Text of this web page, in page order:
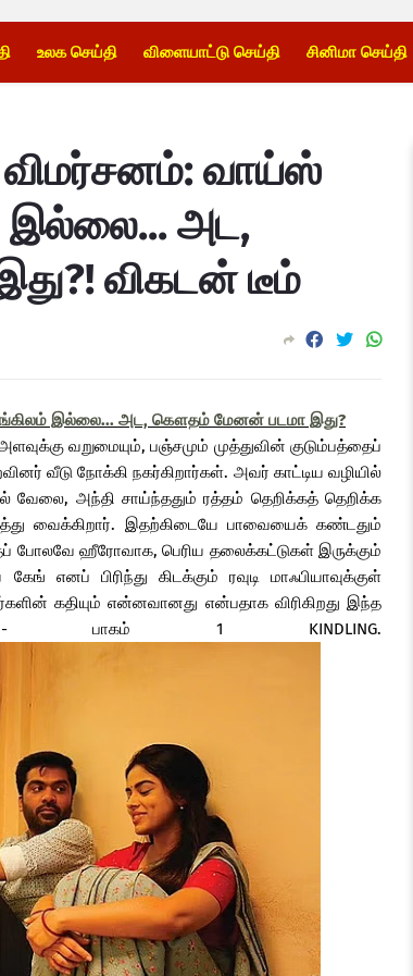
உலக செய்தி விளையாட்டு செய்தி சினிமா செய்தி
விமர்சனம்: வாய்ஸ்
அட,
விகடன் டீம்
இல்லை... அட, கௌதம் மேனன் படமா இது?
வறுமையும், பஞ்சமும் முத்துவின் குடும்பத்தைப்
வீடு நோக்கி நகர்கிறார்கள். அவர் காட்டிய வழியில்
வேலை, அந்தி சாய்ந்ததும் ரத்தம் தெறிக்கத் தெறிக்க
வைக்கிறார். இதற்கிடையே பாவையைக் கண்டதும்
போலவே ஹீரோவாக, பெரிய தலைக்கட்டுகள் இருக்கும்
எனப் பிரிந்து கிடக்கும் ரவுடி மாஃபியாவுக்குள்
கதியும் என்னவானது என்பதாக விரிகிறது இந்த
பாகம் 1 KINDLING.